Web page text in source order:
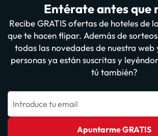
Entérate antes que
Recibe GRATIS ofertas de hoteles de
que te hacen flipar. Además de
todas las novedades de nuestra
personas ya están suscritas y
tú también?
Introduce tu email
Apuntarme GRATIS